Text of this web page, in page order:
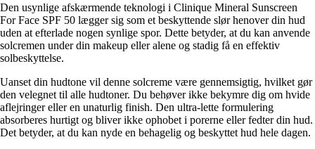
Den usynlige afskærmende teknologi i Clinique Mineral Sunscreen
For Face SPF 50 lægger sig som et beskyttende slør henover din hud
uden at efterlade nogen synlige spor. Dette betyder, at du kan anvende
solcremen under din makeup eller alene og stadig få en effektiv
solbeskyttelse.
Uanset din hudtone vil denne solcreme være gennemsigtig, hvilket gør
den velegnet til alle hudtoner. Du behøver ikke bekymre dig om hvide
aflejringer eller en unaturlig finish. Den ultra-lette formulering
absorberes hurtigt og bliver ikke ophobet i porerne eller fedter din hud.
Det betyder, at du kan nyde en behagelig og beskyttet hud hele dagen.